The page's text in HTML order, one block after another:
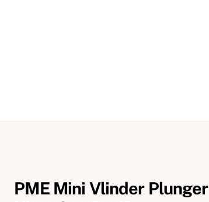
PME Mini Vlinder Plunger